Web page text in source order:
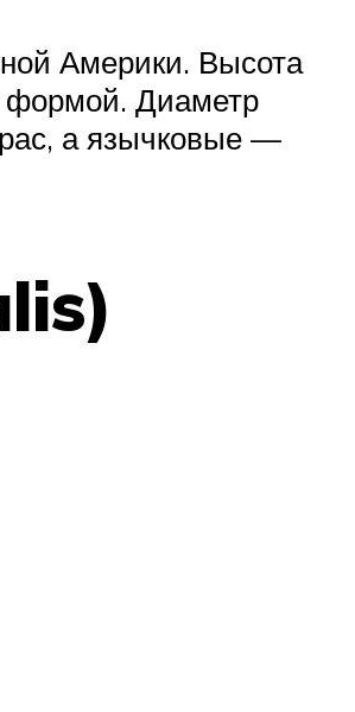
Америки. Высота
формой. Диаметр
а язычковые —